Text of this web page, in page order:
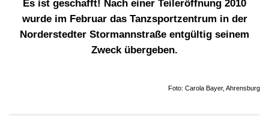
Es ist geschafft! Nach einer Teileröffnung 2010
wurde im Februar das Tanzsportzentrum in der
Norderstedter Stormannstraße entgültig seinem
Zweck übergeben.
Foto: Carola Bayer, Ahrensburg